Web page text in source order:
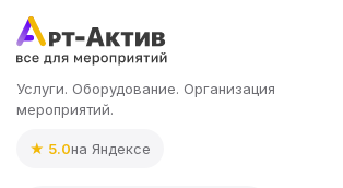
Услуги. Оборудование. Организация
мероприятий.
★ 5.0на Яндексе